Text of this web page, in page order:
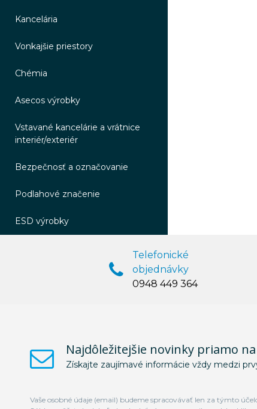
Kancelária
Vonkajšie priestory
Chémia
Asecos výrobky
Vstavané kancelárie a vrátnice
interiér/exteriér
Bezpečnosť a označovanie
Podlahové značenie
ESD výrobky
Telefonické
objednávky
0948 449 364
Najdôležitejšie novinky priamo
Získajte zaujímavé informácie vždy medzi
Vaše osobné údaje (email) budeme spracovávať len za týmto